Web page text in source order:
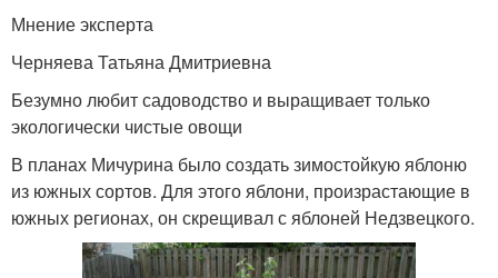
Мнение эксперта
Черняева Татьяна Дмитриевна
Безумно любит садоводство и выращивает только
экологически чистые овощи
В планах Мичурина было создать зимостойкую яблоню
из южных сортов. Для этого яблони, произрастающие в
южных регионах, он скрещивал с яблоней Недзвецкого.